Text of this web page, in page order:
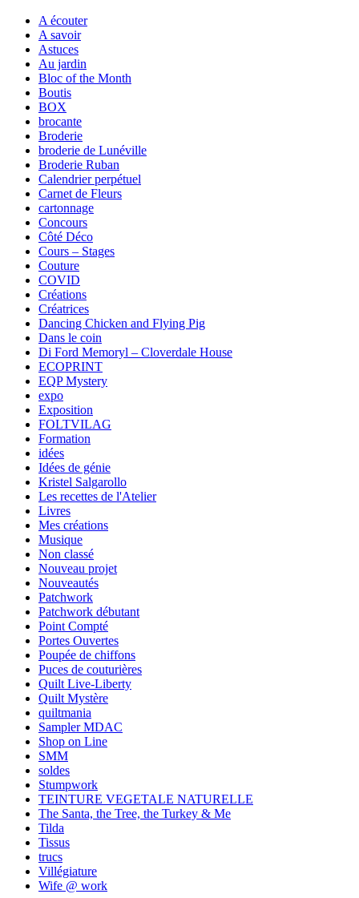
A écouter
A savoir
Astuces
Au jardin
Bloc of the Month
Boutis
BOX
brocante
Broderie
broderie de Lunéville
Broderie Ruban
Calendrier perpétuel
Carnet de Fleurs
cartonnage
Concours
Côté Déco
Cours – Stages
Couture
COVID
Créations
Créatrices
Dancing Chicken and Flying Pig
Dans le coin
Di Ford Memoryl – Cloverdale House
ECOPRINT
EQP Mystery
expo
Exposition
FOLTVILAG
Formation
idées
Idées de génie
Kristel Salgarollo
Les recettes de l'Atelier
Livres
Mes créations
Musique
Non classé
Nouveau projet
Nouveautés
Patchwork
Patchwork débutant
Point Compté
Portes Ouvertes
Poupée de chiffons
Puces de couturières
Quilt Live-Liberty
Quilt Mystère
quiltmania
Sampler MDAC
Shop on Line
SMM
soldes
Stumpwork
TEINTURE VEGETALE NATURELLE
The Santa, the Tree, the Turkey & Me
Tilda
Tissus
trucs
Villégiature
Wife @ work